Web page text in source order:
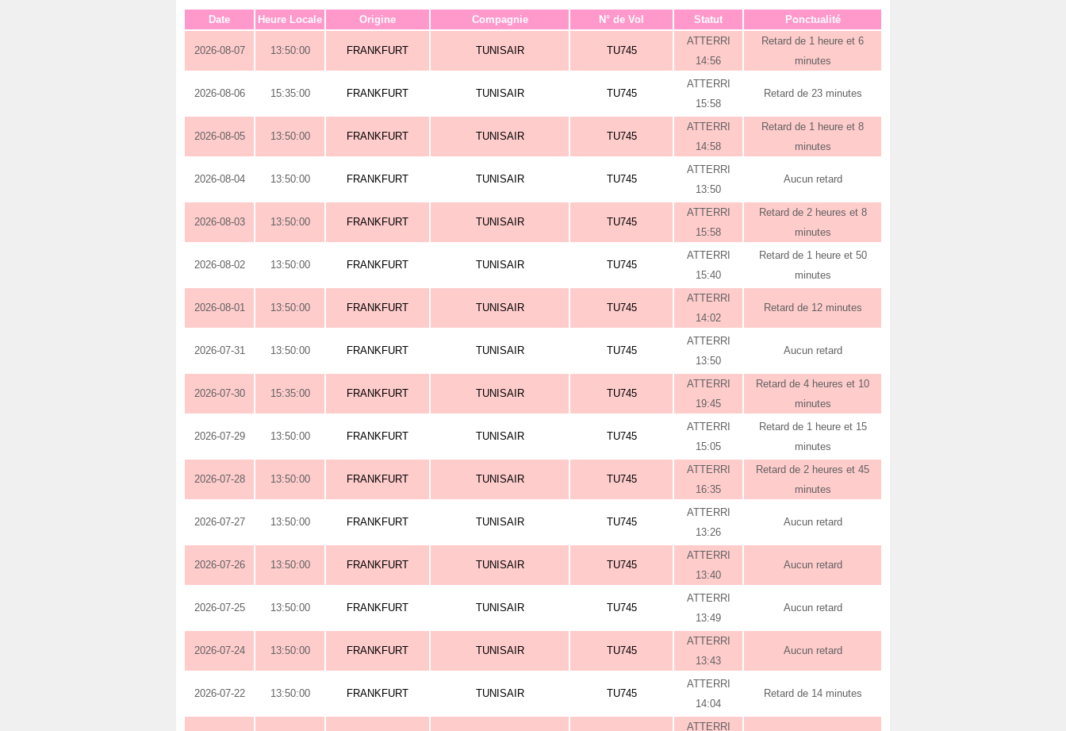
Date Heure Locale Origine Compagnie N° de Vol Statut Ponctualité
2026-08-07 13:50:00 FRANKFURT TUNISAIR TU745
ATTERRI
14:56
Retard de 1 heure et 6
minutes
2026-08-06 15:35:00 FRANKFURT TUNISAIR TU745
ATTERRI
15:58
Retard de 23 minutes
2026-08-05 13:50:00 FRANKFURT TUNISAIR TU745
ATTERRI
14:58
Retard de 1 heure et 8
minutes
2026-08-04 13:50:00 FRANKFURT TUNISAIR TU745
ATTERRI
13:50
Aucun retard
2026-08-03 13:50:00 FRANKFURT TUNISAIR TU745
ATTERRI
15:58
Retard de 2 heures et 8
minutes
2026-08-02 13:50:00 FRANKFURT TUNISAIR TU745
ATTERRI
15:40
Retard de 1 heure et 50
minutes
2026-08-01 13:50:00 FRANKFURT TUNISAIR TU745
ATTERRI
14:02
Retard de 12 minutes
2026-07-31 13:50:00 FRANKFURT TUNISAIR TU745
ATTERRI
13:50
Aucun retard
2026-07-30 15:35:00 FRANKFURT TUNISAIR TU745
ATTERRI
19:45
Retard de 4 heures et 10
minutes
2026-07-29 13:50:00 FRANKFURT TUNISAIR TU745
ATTERRI
15:05
Retard de 1 heure et 15
minutes
2026-07-28 13:50:00 FRANKFURT TUNISAIR TU745
ATTERRI
16:35
Retard de 2 heures et 45
minutes
2026-07-27 13:50:00 FRANKFURT TUNISAIR TU745
ATTERRI
13:26
Aucun retard
2026-07-26 13:50:00 FRANKFURT TUNISAIR TU745
ATTERRI
13:40
Aucun retard
2026-07-25 13:50:00 FRANKFURT TUNISAIR TU745
ATTERRI
13:49
Aucun retard
2026-07-24 13:50:00 FRANKFURT TUNISAIR TU745
ATTERRI
13:43
Aucun retard
2026-07-22 13:50:00 FRANKFURT TUNISAIR TU745
ATTERRI
14:04
Retard de 14 minutes
ATTERRI